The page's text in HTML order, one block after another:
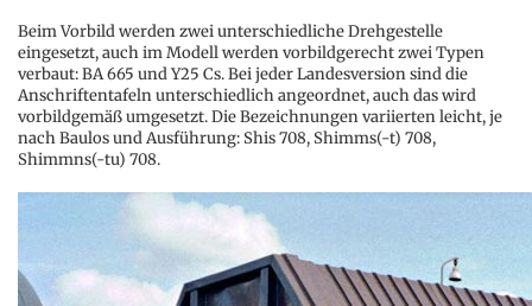
Beim Vorbild werden zwei unterschiedliche Drehgestelle
eingesetzt, auch im Modell werden vorbildgerecht zwei Typen
verbaut: BA 665 und Y25 Cs. Bei jeder Landesversion sind die
Anschriftentafeln unterschiedlich angeordnet, auch das wird
vorbildgemäß umgesetzt. Die Bezeichnungen variierten leicht, je
nach Baulos und Ausführung: Shis 708, Shimms(-t) 708,
Shimmns(-tu) 708.